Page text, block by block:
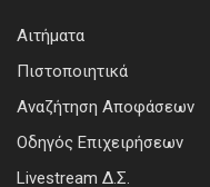
Αιτήματα
Πιστοποιητικά
Αναζήτηση Αποφάσεων
Οδηγός Επιχειρήσεων
Livestream Δ.Σ.